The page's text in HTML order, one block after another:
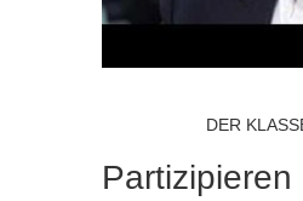
DER
Partizipieren